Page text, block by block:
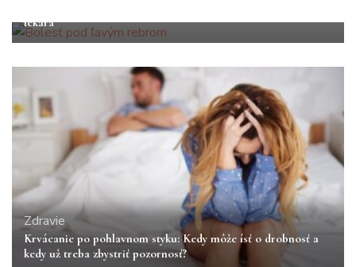
lekára
Zdravie
Krvácanie po pohlavnom styku: Kedy môže ísť o drobnosť a
kedy už treba zbystriť pozornosť?